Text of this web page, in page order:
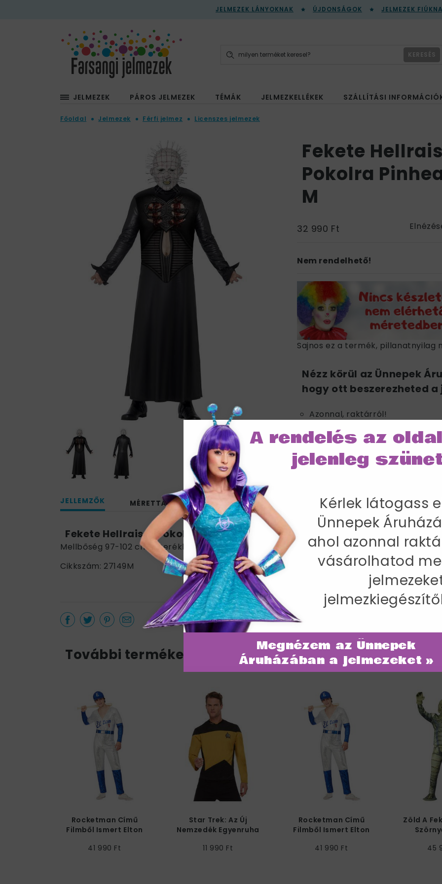
JELMEZEK LÁNYOKNAK ÚJDONSÁGOK JELMEZEK
KERESÉS
JELMEZEK PÁROS JELMEZEK TÉMÁK JELMEZKELLÉKEK SZÁLLÍTÁSI
Főoldal Jelmezek Férfi jelmez Licenszes jelmezek
Fekete
Pokolra
M
32 990 Ft
Nem rendelhető!
Sajnos ez a termék, pillanatnyilag
Nézz körül az Ünnepek
hogy ott beszerezheted a
Azonnal, raktárról!
IRÁNY AZ
JELLEMZŐK MÉRETTÁBLÁZAT SZÁLLÍTÁS
Fekete Hellraiser Pokolról Pokolra Pinhead Jelmez Férfiaknak
Mellbőség 97-102 cm / Derékbőség 81-86 cm / Belső lábhossz 83 cm
Cikkszám: 27149M
További termékek a kategóriában
Rocketman Című
Filmből Ismert Elton
Jelmez
41 990 Ft
Star Trek: Az Új
Nemzedék Egyenruha
11 990 Ft
Rocketman Című
Filmből Ismert Elton
Jelmez
41 990 Ft
Zöld A
45
Megnézem az Ünnepek
Áruházában a jelmezeket »
Kérlek látogass
Ünnepek
ahol azonnal
vásárolhatod
A rendelés az
jelenleg